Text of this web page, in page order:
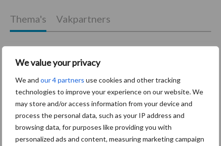
We value your privacy
We and our 4 partners use cookies and other tracking
technologies to improve your experience on our website. We
may store and/or access information from your device and
process the personal data, such as your IP address and
browsing data, for purposes like providing you with
personalized ads and content, measuring marketing campaign
Thema's Vakpartners
Coronavirus UVC
Toon meer